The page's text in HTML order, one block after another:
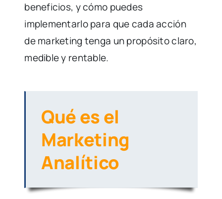
beneficios, y cómo puedes
implementarlo para que cada acción
de marketing tenga un propósito claro,
medible y rentable.
Qué es el
Marketing
Analítico